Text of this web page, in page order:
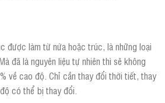
được làm từ nứa hoặc trúc, là những loại
đã là nguyên liệu tự nhiên thì sẽ không
về cao độ. Chỉ cần thay đổi thời tiết, thay
có thể bị thay đổi.